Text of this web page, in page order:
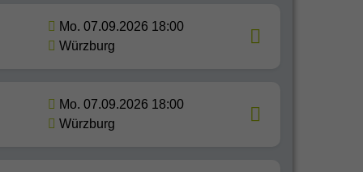
Mo. 07.09.2026 18:00
Würzburg
Mo. 07.09.2026 18:00
Würzburg